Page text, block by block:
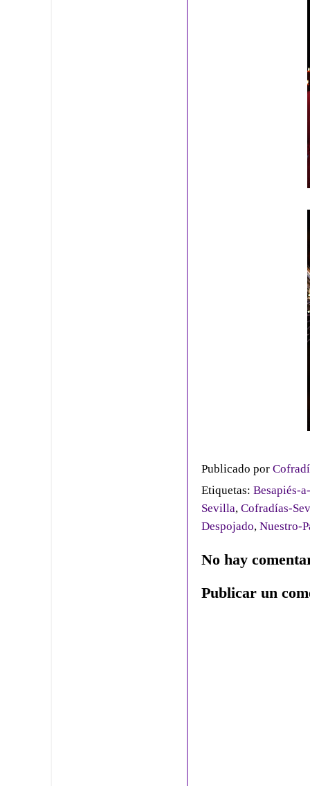
Publicado por
Etiquetas: Besapiés-
Sevilla, Cofradías-
Despojado, Nuestro-
No hay
Publicar un